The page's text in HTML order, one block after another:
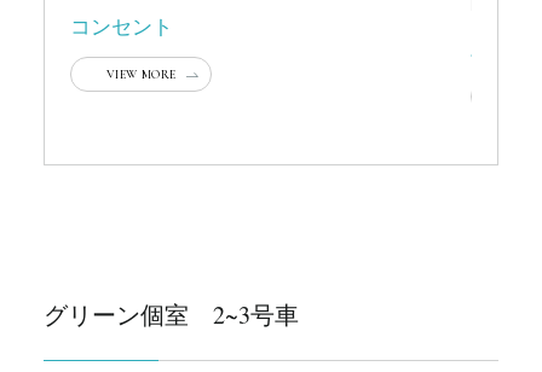
コンセント
VIEW MORE
バゲッ
グリーン個室 2~3号車